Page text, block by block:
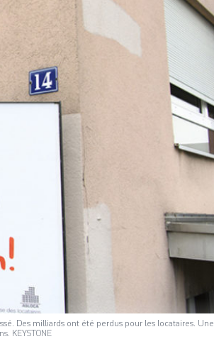
Des milliards ont été perdus pour les locataires. Une
KEYSTONE